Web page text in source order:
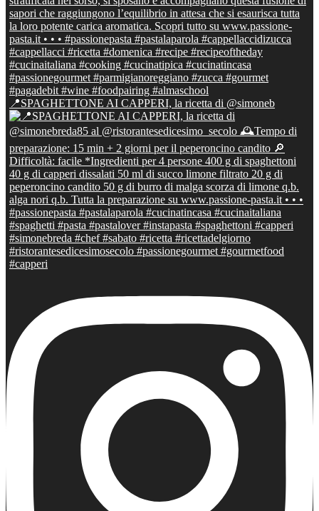
📍SPAGHETTONE AI CAPPERI, la ricetta di @simoneb